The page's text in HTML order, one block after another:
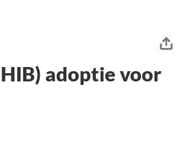
adoptie voor